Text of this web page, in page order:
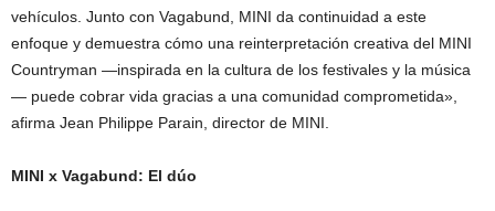
vehículos. Junto con Vagabund, MINI da continuidad a este
enfoque y demuestra cómo una reinterpretación creativa del MINI
Countryman —inspirada en la cultura de los festivales y la música
— puede cobrar vida gracias a una comunidad comprometida»,
afirma Jean Philippe Parain, director de MINI.
MINI x Vagabund: El dúo